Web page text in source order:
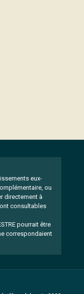
eux-
ou
directement à
consultables
pourrait être
correspondaient